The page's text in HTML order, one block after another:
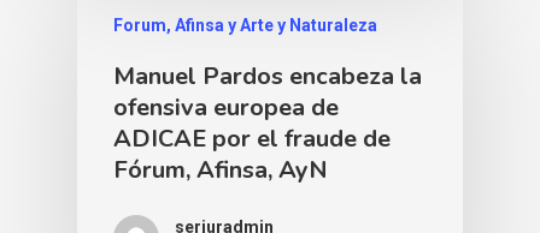
Forum, Afinsa y Arte y Naturaleza
Manuel Pardos encabeza la
ofensiva europea de
ADICAE por el fraude de
Fórum, Afinsa, AyN
serjuradmin